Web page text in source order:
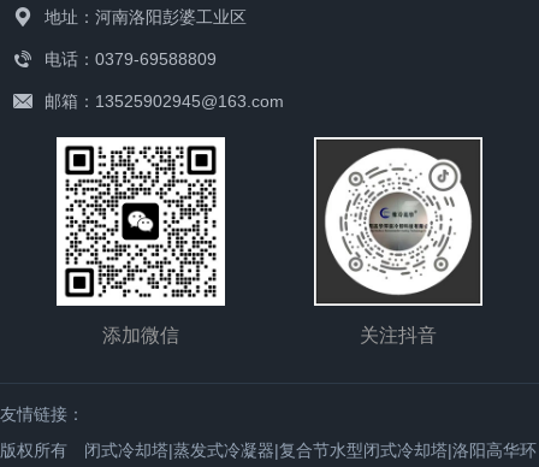
布水系统将热水喷洒成水滴或水膜状，水从上向下流动，空气
由下向上或水平方向流动，利用水的蒸发及冷空气和热水的热
空气的流动方向呈近乎900的一种冷却塔（也有些厂家称为直
交式冷却塔）。 逆流式冷却塔：是指冷却热水从上向下穿过填
料，而空气从下向上 流动穿过填料，热水和空气的流动方向呈
近乎1800的一种冷却塔（有些厂家称为对流式冷却塔）。 马
达、风机、减速器（一般为皮带减速速器），在冷却塔顶部即
为机械抽风式冷却塔，在冷却塔底部即为机械鼓风式冷却
吸收水的热量，使水降温； 次要方面(显热)一通过水与空气之
间的温差，产生热传递。 冷却塔设计及选型执行标准： 国内
地址：河南洛阳彭婆工业区
电话：0379-69588809
邮箱：13525902945@163.com
添加微信 关注抖音
友情链接：
版权所有 闭式冷却塔|蒸发式冷凝器|复合节水型闭式冷却塔|洛阳高华环